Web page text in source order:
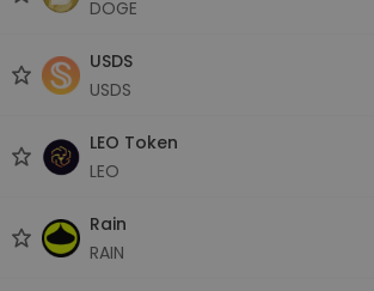
DOGE
USDS
USDS
LEO Token
LEO
Rain
RAIN